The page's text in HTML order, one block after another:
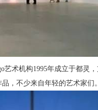
艺术机构1995年成立于都灵
，不少来自年轻的艺术家们